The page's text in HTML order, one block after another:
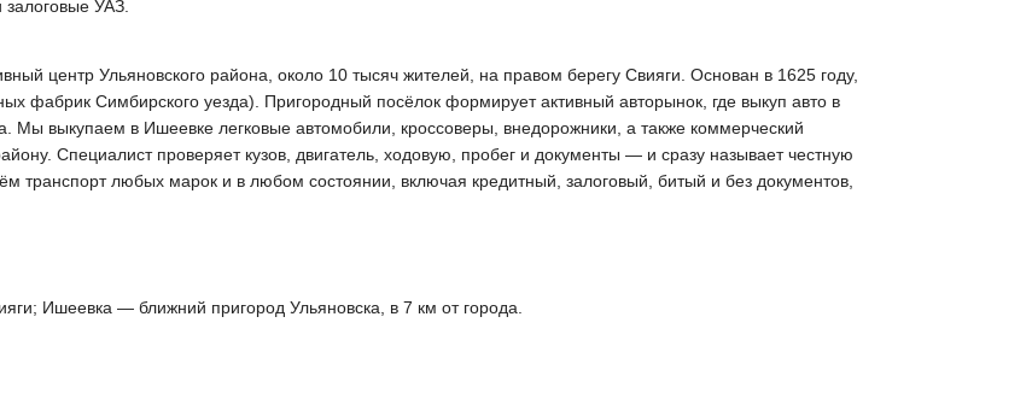
УАЗ.
центр Ульяновского района, около 10 тысяч жителей, на правом берегу Свияги. Основан в 1625 году,
фабрик Симбирского уезда). Пригородный посёлок формирует активный авторынок, где выкуп авто в
Мы выкупаем в Ишеевке легковые автомобили, кроссоверы, внедорожники, а также коммерческий
Специалист проверяет кузов, двигатель, ходовую, пробег и документы — и сразу называет честную
транспорт любых марок и в любом состоянии, включая кредитный, залоговый, битый и без документов,
Ишеевка — ближний пригород Ульяновска, в 7 км от города.